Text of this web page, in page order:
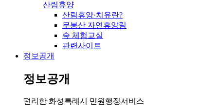
산림휴양
산림휴양·치유란?
무봉산 자연휴양림
숲 체험교실
관련사이트
정보공개
정보공개
편리한 화성특례시 민원행정서비스